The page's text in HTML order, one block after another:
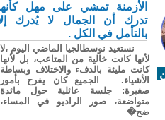
الأزمنة تمشي على مهل كأنها
تدرك أن الجمال لا يُدرك إلا
بالتأمل في الكل .
نستعيد نوسطالجيا الماضي اليوم ،لا
لأنها كانت خالية من المتاعب، بل لأنها
كانت مليئة بالدفء والاختلاف وبساطة
الأشياء. الجميع كان يفرح بأمور
صغيرة: جلسة عائلية حول مائدة
متواضعة، صور الراديو في المساء،
ضح�